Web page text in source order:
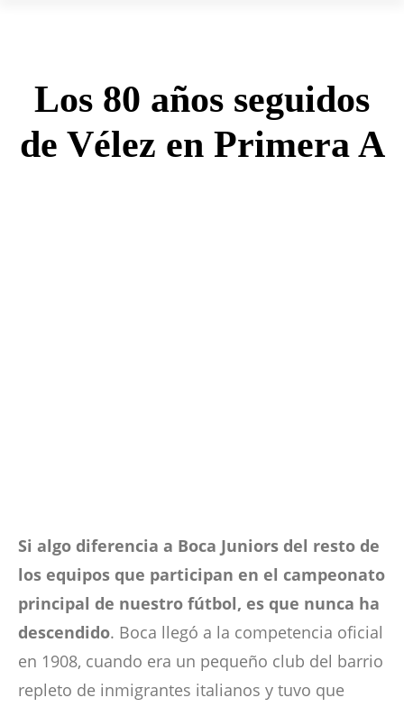
Los 80 años seguidos
de Vélez en Primera A
Si algo diferencia a Boca Juniors del resto de
los equipos que participan en el campeonato
principal de nuestro fútbol, es que nunca ha
descendido. Boca llegó a la competencia oficial
en 1908, cuando era un pequeño club del barrio
repleto de inmigrantes italianos y tuvo que